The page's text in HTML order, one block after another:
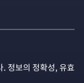
. 정보의 정확성, 유효